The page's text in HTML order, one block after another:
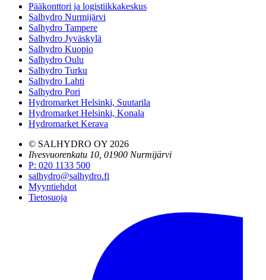
Pääkonttori ja logistiikkakeskus
Salhydro Nurmijärvi
Salhydro Tampere
Salhydro Jyväskylä
Salhydro Kuopio
Salhydro Oulu
Salhydro Turku
Salhydro Lahti
Salhydro Pori
Hydromarket Helsinki, Suutarila
Hydromarket Helsinki, Konala
Hydromarket Kerava
© SALHYDRO OY 2026
Ilvesvuorenkatu 10, 01900 Nurmijärvi
P: 020 1133 500
salhydro@salhydro.fi
Myyntiehdot
Tietosuoja